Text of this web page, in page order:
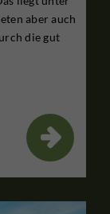
aber auch
die gut
